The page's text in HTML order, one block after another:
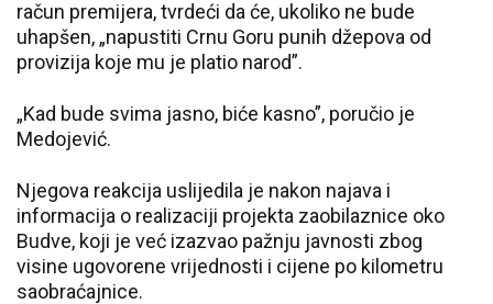
račun premijera, tvrdeći da će, ukoliko ne bude
uhapšen, „napustiti Crnu Goru punih džepova od
provizija koje mu je platio narod”.
„Kad bude svima jasno, biće kasno”, poručio je
Medojević.
Njegova reakcija uslijedila je nakon najava i
informacija o realizaciji projekta zaobilaznice oko
Budve, koji je već izazvao pažnju javnosti zbog
visine ugovorene vrijednosti i cijene po kilometru
saobraćajnice.